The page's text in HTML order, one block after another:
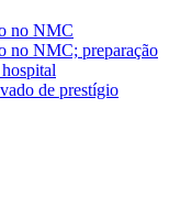
no NMC
no NMC; preparação
de prestígio